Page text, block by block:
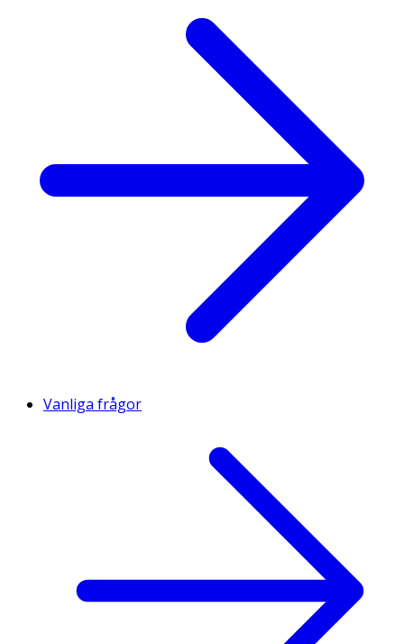
Vanliga frågor